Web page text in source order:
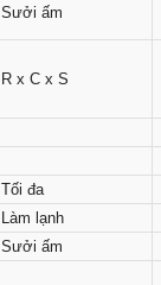
Sưởi ấm
R x C x S
Tối đa
Làm lạnh
Sưởi ấm